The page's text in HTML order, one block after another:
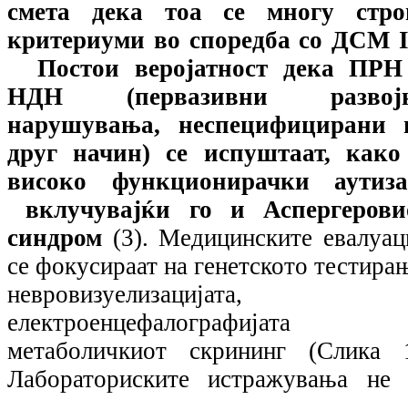
смета дека тоа се многу
критериуми во споредба со ДСМ
Постои веројатност дека
НДН (первазивни
нарушувања, неспецифицирани
друг начин) се испуштаат,
високо функционирачки
вклучувајќи го и
синдром (3). Медицинските
се фокусираат на генетското
невровизуелизацијата,
метаболичкиот скрининг (Слика
Лабораториските истражувања не